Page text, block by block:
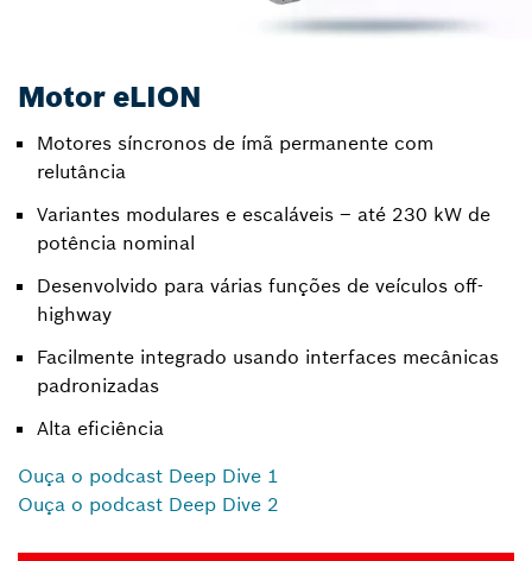
Motor eLION
Motores síncronos de ímã permanente com
relutância
Variantes modulares e escaláveis – até 230 kW de
potência nominal
Desenvolvido para várias funções de veículos off-
highway
Facilmente integrado usando interfaces mecânicas
padronizadas
Alta eficiência
Ouça o podcast Deep Dive 1
Ouça o podcast Deep Dive 2